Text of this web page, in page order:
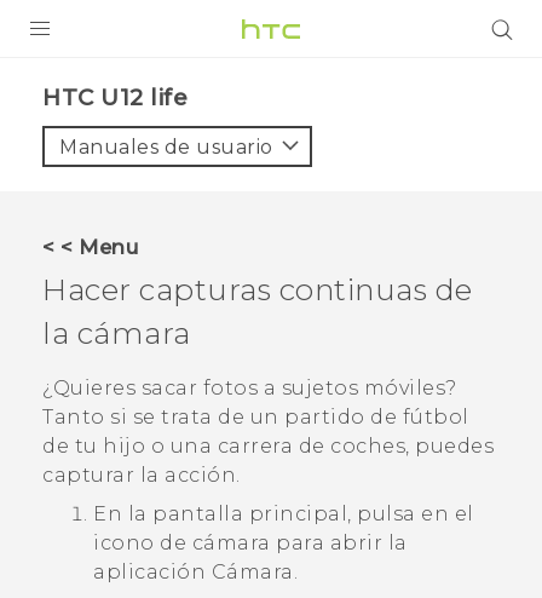
VIVE
VIVERSE
AYUDA
Dispositivos y accesorios HTC
Iniciar sesión
HTC U12 life‎
Manuales de usuario
< < Menu
Hacer capturas continuas de
la cámara
¿Quieres sacar fotos a sujetos móviles?
Tanto si se trata de un partido de fútbol
de tu hijo o una carrera de coches, puedes
capturar la acción.
En la pantalla principal, pulsa en el
icono de cámara para abrir la
aplicación Cámara .